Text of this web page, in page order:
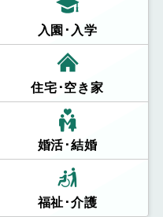
入園･入学
住宅･空き家
婚活･結婚
福祉･介護